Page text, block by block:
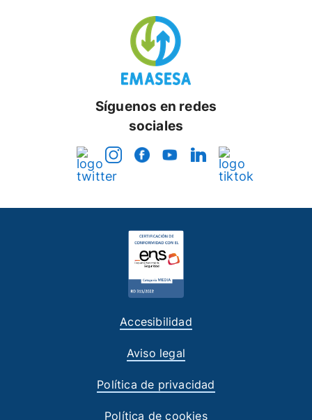
Síguenos en redes
sociales
Accesibilidad
Aviso legal
Política de privacidad
Política de cookies